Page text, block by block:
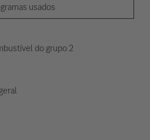
usados
do grupo 2